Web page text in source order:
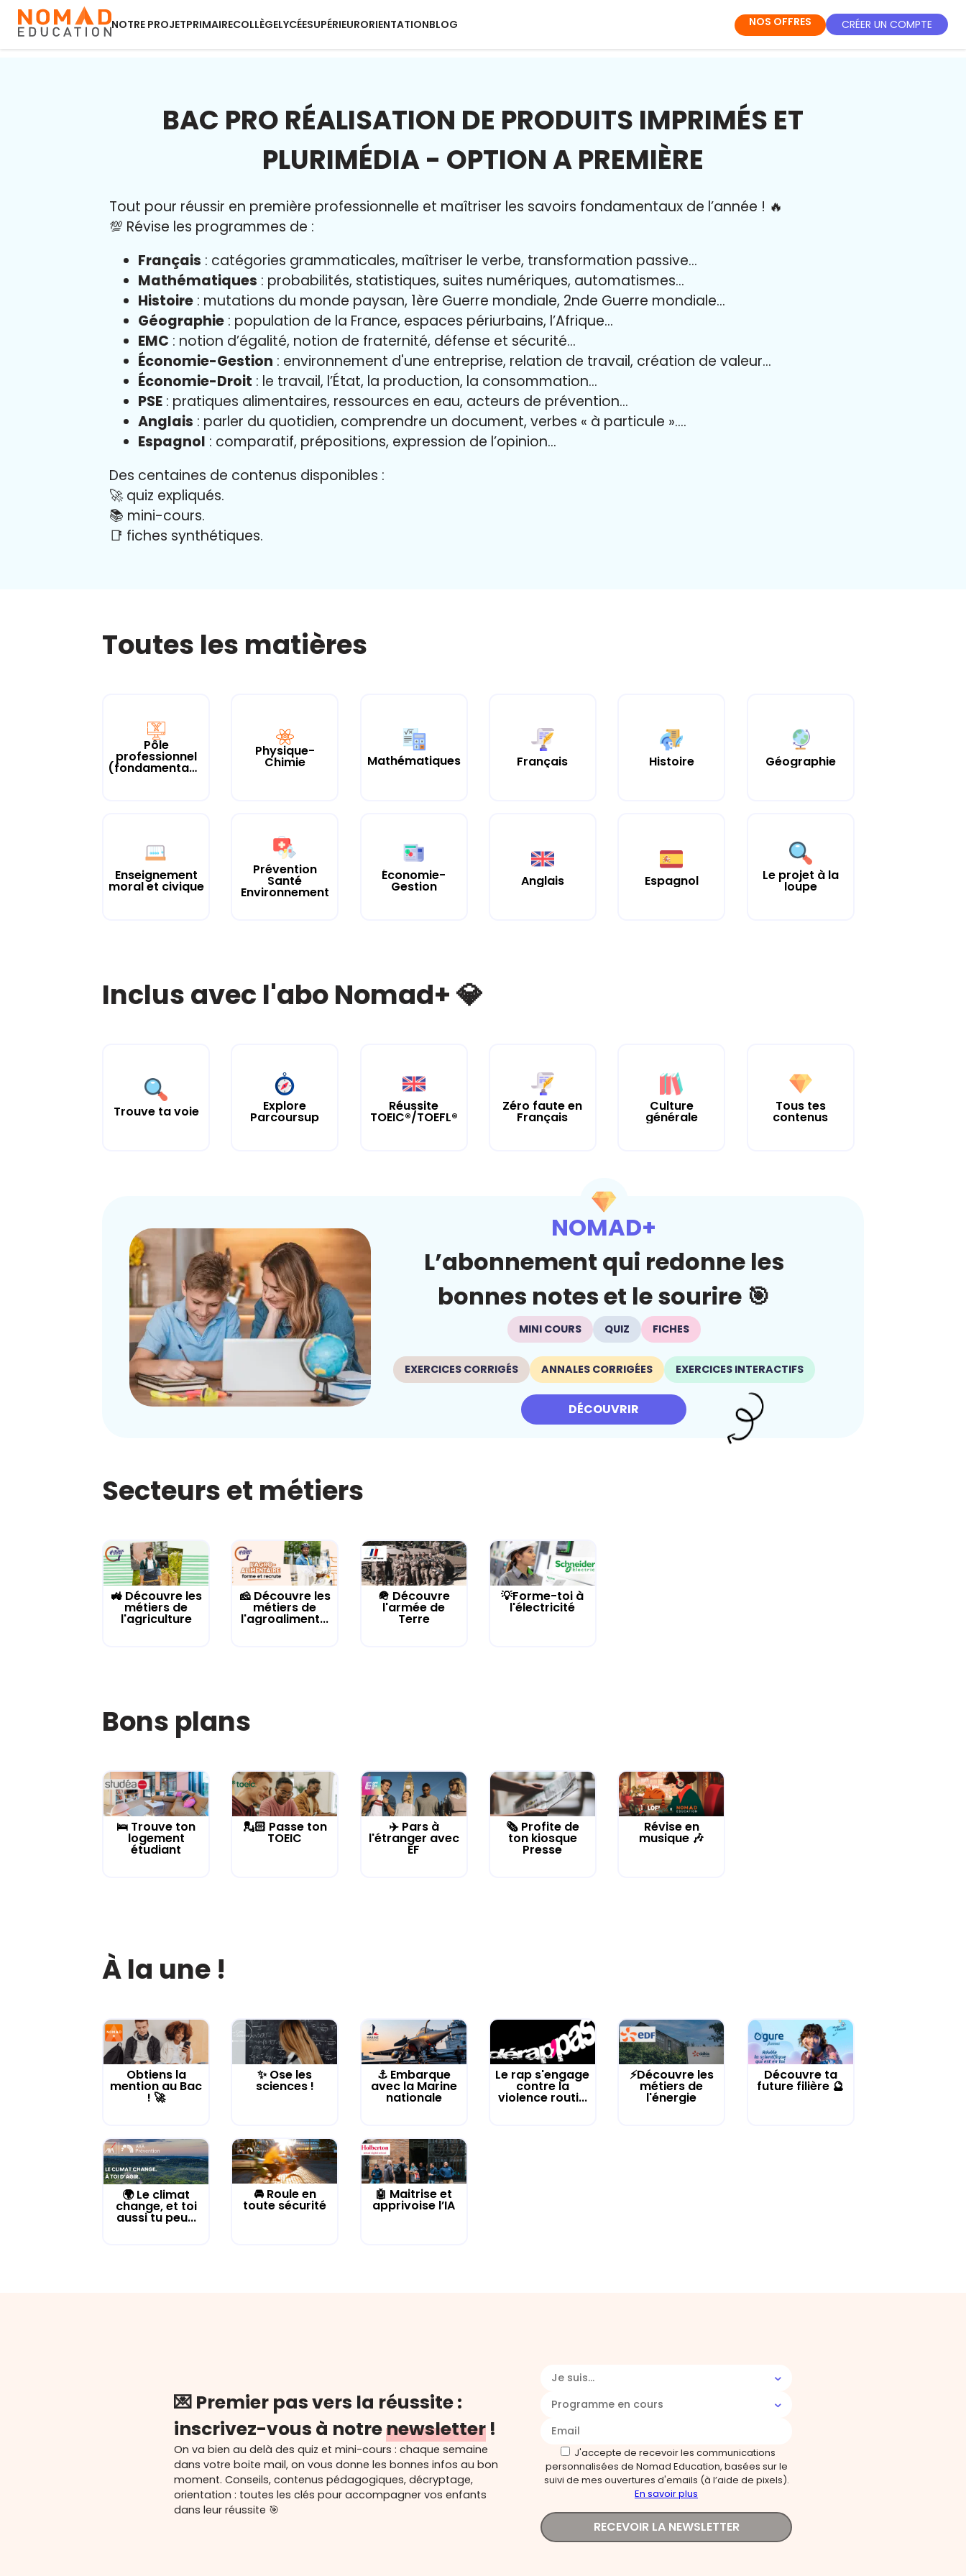
NOTRE PROJETPRIMAIRECOLLÈGELYCÉESUPÉRIEURORIENTATIONBLOG NOS OFFRES CRÉER UN COMPTE
BAC PRO RÉALISATION DE PRODUITS IMPRIMÉS ET
PLURIMÉDIA - OPTION A PREMIÈRE
Tout pour réussir en première professionnelle et maîtriser les savoirs fondamentaux de l’année ! 🔥
💯 Révise les programmes de :
Français : catégories grammaticales, maîtriser le verbe, transformation passive…
Mathématiques : probabilités, statistiques, suites numériques, automatismes…
Histoire : mutations du monde paysan, 1ère Guerre mondiale, 2nde Guerre mondiale…
Géographie : population de la France, espaces périurbains, l’Afrique…
EMC : notion d’égalité, notion de fraternité, défense et sécurité…
Économie-Gestion : environnement d'une entreprise, relation de travail, création de valeur…
Économie-Droit : le travail, l’État, la production, la consommation…
PSE : pratiques alimentaires, ressources en eau, acteurs de prévention…
Anglais : parler du quotidien, comprendre un document, verbes « à particule »….
Espagnol : comparatif, prépositions, expression de l’opinion…
Des centaines de contenus disponibles :
🚀 quiz expliqués.
📚 mini-cours.
📑 fiches synthétiques.
Toutes les matières
Pôle
professionnel
(fondamentaux)
Physique-
Chimie Mathématiques Français Histoire Géographie
Enseignement
moral et civique
Prévention
Santé
Environnement
Économie-
Gestion Anglais Espagnol Le projet à la
loupe
Inclus avec l'abo Nomad+ 💎
Trouve ta voie Explore
Parcoursup
Réussite
TOEIC®/TOEFL®
Zéro faute en
Français
Culture
générale
Tous tes
contenus
NOMAD+
L’abonnement qui redonne les
bonnes notes et le sourire 🎯
MINI COURS QUIZ FICHES
EXERCICES CORRIGÉS ANNALES CORRIGÉES EXERCICES INTERACTIFS
DÉCOUVRIR
Secteurs et métiers
🚜 Découvre les
métiers de
l'agriculture
🧀 Découvre les
métiers de
l'agroaliment...
🪖 Découvre
l'armée de
Terre
💡Forme-toi à
l'électricité
Bons plans
🛌 Trouve ton
logement
étudiant
💂🏻 Passe ton
TOEIC
✈️ Pars à
l'étranger avec
EF
🗞️ Profite de
ton kiosque
Presse
Révise en
musique 🎶
À la une !
Obtiens la
mention au Bac
! 🚀
✨ Ose les
sciences !
⚓️ Embarque
avec la Marine
nationale
Le rap s'engage
contre la
violence routi...
⚡Découvre les
métiers de
l'énergie
Découvre ta
future filière 🔮
🌍 Le climat
change, et toi
aussi tu peu...
🚘 Roule en
toute sécurité
🤖 Maitrise et
apprivoise l’IA
💌 Premier pas vers la réussite :
inscrivez-vous à notrenewsletter !
On va bien au delà des quiz et mini-cours : chaque semaine
dans votre boite mail, on vous donne les bonnes infos au bon
moment. Conseils, contenus pédagogiques, décryptage,
orientation : toutes les clés pour accompagner vos enfants
dans leur réussite 🎯
Je suis...
Programme en cours
J'accepte de recevoir les communications
personnalisées de Nomad Education, basées sur le
suivi de mes ouvertures d'emails (à l’aide de pixels).
En savoir plus
RECEVOIR LA NEWSLETTER